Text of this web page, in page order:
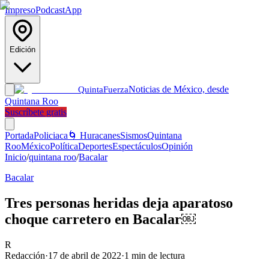
ImpresoPodcastApp
Edición
QuintaFuerzaNoticias de México, desde
Quintana Roo
Suscríbete gratis
PortadaPoliciaca 🌀 HuracanesSismosQuintana
RooMéxicoPolíticaDeportesEspectáculosOpinión
Inicio/quintana roo/Bacalar
Bacalar
Tres personas heridas deja aparatoso
choque carretero en Bacalar￼
R
Redacción·17 de abril de 2022·1 min de lectura